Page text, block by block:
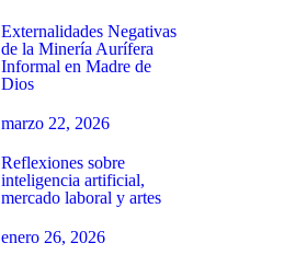
Externalidades Negativas
de la Minería Aurífera
Informal en Madre de
Dios
marzo 22, 2026
Reflexiones sobre
inteligencia artificial,
mercado laboral y artes
enero 26, 2026